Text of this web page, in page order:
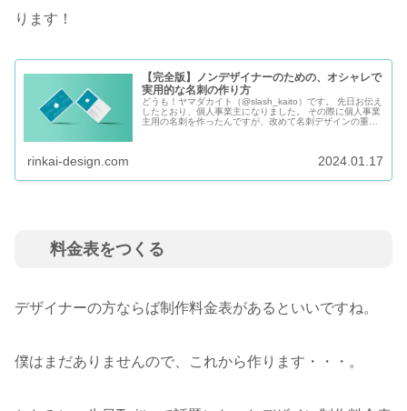
ります！
【完全版】ノンデザイナーのための、オシャレで
実用的な名刺の作り方
どうも！ヤマダカイト（@slash_kaito）です。 先日お伝え
したとおり、個人事業主になりました。 その際に個人事業
主用の名刺を作ったんですが、改めて名刺デザインの重要
rinkai-design.com 2024.01.17
料金表をつくる
デザイナーの方ならば制作料金表があるといいですね。
僕はまだありませんので、これから作ります・・・。